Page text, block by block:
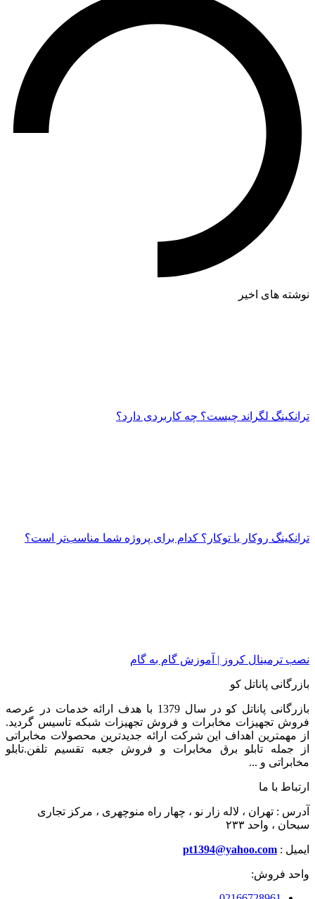
نوشته های اخیر
ترانکینگ لگراند چیست؟ چه کاربردی دارد؟
ترانکینگ روکار یا توکار؟ کدام برای پروژه شما مناسب‌تر است؟
نصب ترمینال کروز | آموزش گام به گام
بازرگانی پاناتل کو
بازرگانی پاناتل کو در سال 1379 با هدف ارائه خدمات در عرصه
فروش تجهیزات مخابرات و فروش تجهیزات شبکه تاسیس گردید.
از مهمترین اهداف این شرکت ارائه جدیدترین محصولات مخابراتی
از جمله تابلو برق مخابرات و فروش جعبه تقسیم تلفن.تابلو
مخابراتی و ...
ارتباط با ما
آدرس : تهران ، لاله زار نو ، چهار راه منوچهری ، مرکز تجاری
سبحان ، واحد ۲۳۳
ایمیل : pt1394@yahoo.com
واحد فروش: